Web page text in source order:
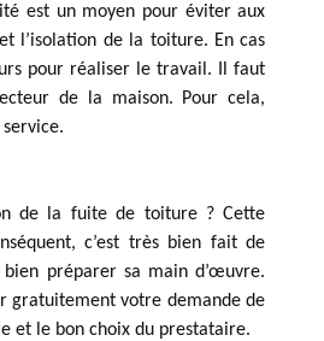
est un moyen pour éviter aux
l’isolation de la toiture. En cas
pour réaliser le travail. Il faut
de la maison. Pour cela,
de la fuite de toiture ? Cette
c’est très bien fait de
préparer sa main d’œuvre.
gratuitement votre demande de
et le bon choix du prestataire.